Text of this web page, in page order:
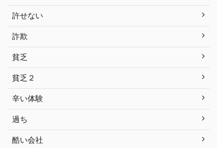
許せない
詐欺
貧乏
貧乏２
辛い体験
過ち
酷い会社